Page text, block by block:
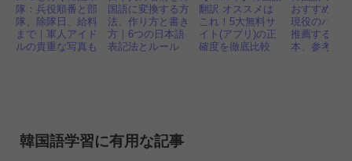
隊：兵役順番と部
隊、除隊日、給料
まで｜軍人アイド
ルの貴重な写真も
国語に変換する方
法、作り方と書き
方｜6つの日本語
表記法とルール
翻訳 オススメは
これ！5大無料サ
イト(アプリ)の正
確度を徹底比較
おすすめは
現役のパク
推薦する韓
本、参考書
韓国語学習に有用な記事